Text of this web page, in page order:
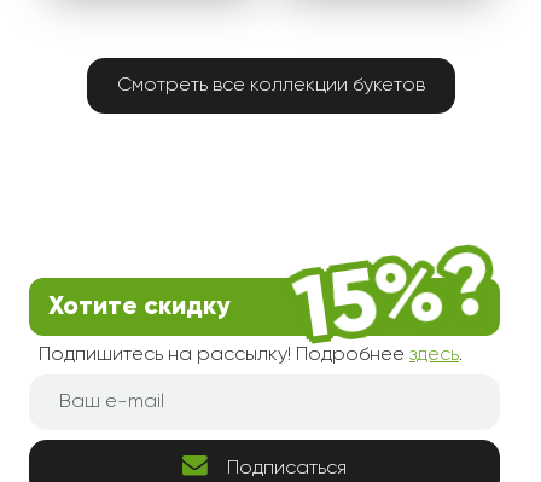
Смотреть все коллекции букетов
Хотите скидку
Подпишитесь на рассылку! Подробнее здесь.
Подписаться